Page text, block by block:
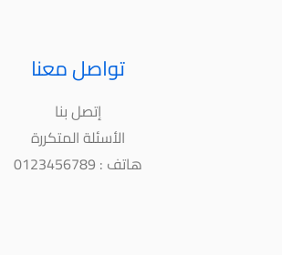
تواصل معنا
إتصل بنا
الأسئلة المتكررة
هاتف : 0123456789